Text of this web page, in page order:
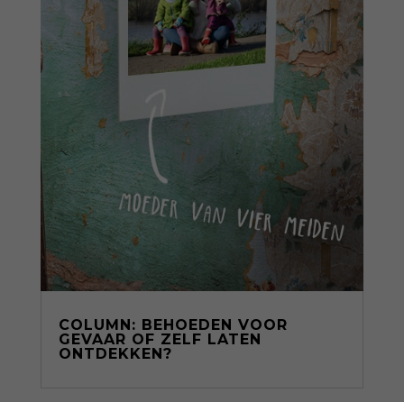
COLUMN: BEHOEDEN VOOR
GEVAAR OF ZELF LATEN
ONTDEKKEN?